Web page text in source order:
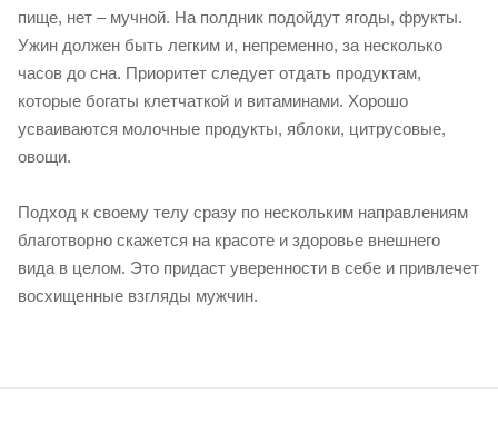
пище, нет – мучной. На полдник подойдут ягоды, фрукты.
Ужин должен быть легким и, непременно, за несколько
часов до сна. Приоритет следует отдать продуктам,
которые богаты клетчаткой и витаминами. Хорошо
усваиваются молочные продукты, яблоки, цитрусовые,
овощи.
Подход к своему телу сразу по нескольким направлениям
благотворно скажется на красоте и здоровье внешнего
вида в целом. Это придаст уверенности в себе и привлечет
восхищенные взгляды мужчин.